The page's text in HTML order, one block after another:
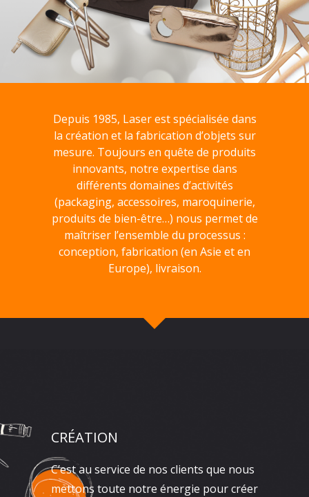
Depuis 1985, Laser est spécialisée dans
la création et la fabrication d’objets sur
mesure. Toujours en quête de produits
innovants, notre expertise dans
différents domaines d’activités
(packaging, accessoires, maroquinerie,
produits de bien-être…) nous permet de
maîtriser l’ensemble du processus :
conception, fabrication (en Asie et en
Europe), livraison.
CRÉATION
C’est au service de nos clients que nous
mettons toute notre énergie pour créer